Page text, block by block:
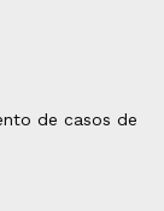
de casos de